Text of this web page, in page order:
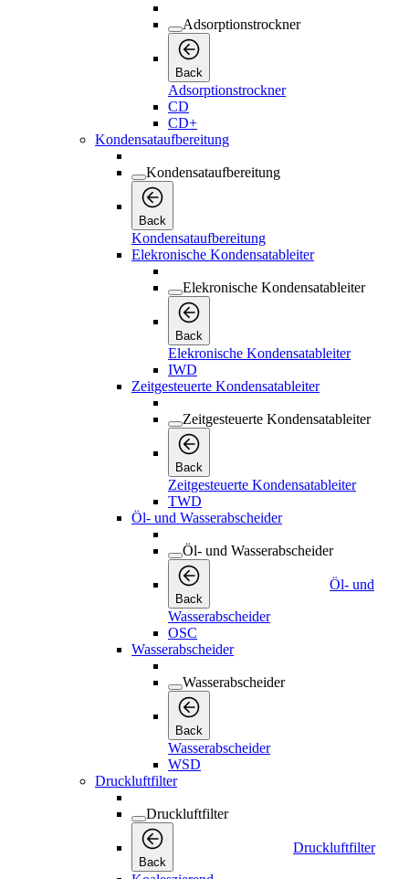
Adsorptionstrockner
Back
Adsorptionstrockner
CD
CD+
Kondensataufbereitung
Kondensataufbereitung
Back
Kondensataufbereitung
Elekronische Kondensatableiter
Elekronische Kondensatableiter
Back
Elekronische Kondensatableiter
IWD
Zeitgesteuerte Kondensatableiter
Zeitgesteuerte Kondensatableiter
Back
Zeitgesteuerte Kondensatableiter
TWD
Öl- und Wasserabscheider
Öl- und Wasserabscheider
Back
Öl- und
Wasserabscheider
OSC
Wasserabscheider
Wasserabscheider
Back
Wasserabscheider
WSD
Druckluftfilter
Druckluftfilter
Back
Druckluftfilter